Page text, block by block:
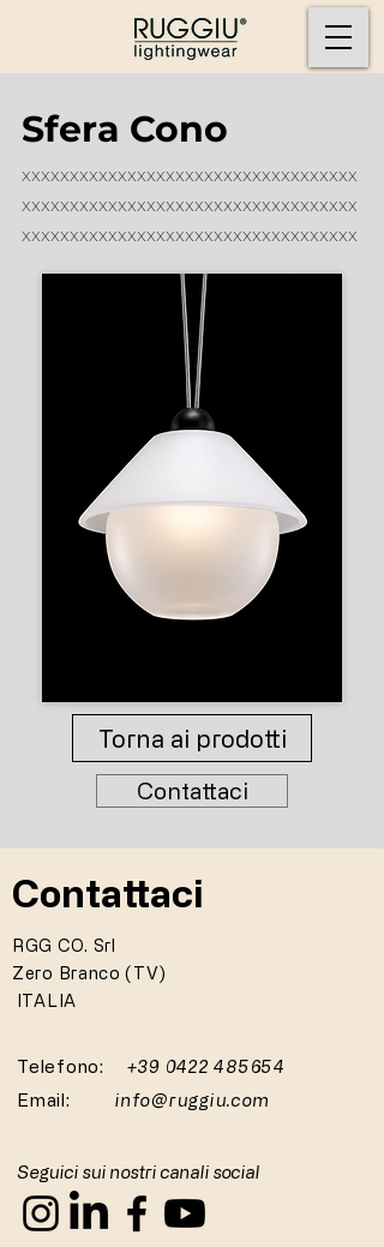
Sfera Cono
xxxxxxxxxxxxxxxxxxxxxxxxxxxxxxxxxxx
xxxxxxxxxxxxxxxxxxxxxxxxxxxxxxxxxxx
xxxxxxxxxxxxxxxxxxxxxxxxxxxxxxxxxxx
Torna ai prodotti
Contattaci
Contattaci
RGG CO. Srl
Zero Branco (TV)
ITALIA
Telefono:
+39 0422 485654
Email: info@ruggiu.com
Seguici sui nostri canali social